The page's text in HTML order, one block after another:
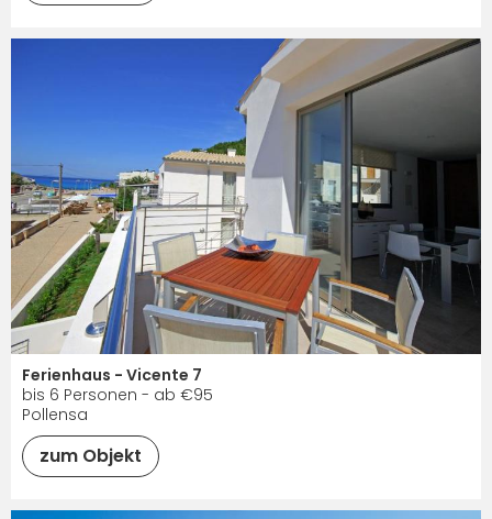
Ferienhaus - Vicente 7
bis 6 Personen - ab €95
Pollensa
zum Objekt